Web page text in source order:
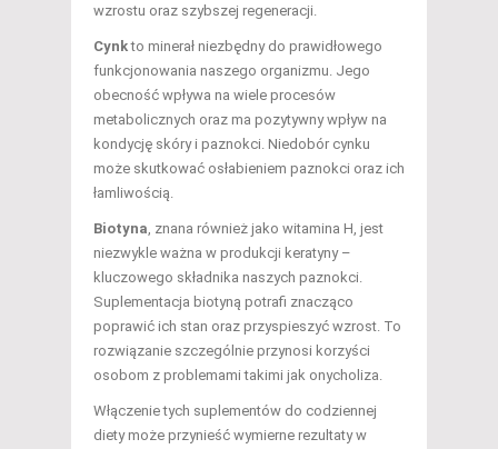
wzrostu oraz szybszej regeneracji.
Cynkto minerał niezbędny do prawidłowego
funkcjonowania naszego organizmu. Jego
obecność wpływa na wiele procesów
metabolicznych oraz ma pozytywny wpływ na
kondycję skóry i paznokci. Niedobór cynku
może skutkować osłabieniem paznokci oraz ich
łamliwością.
Biotyna , znana również jako witamina H, jest
niezwykle ważna w produkcji keratyny –
kluczowego składnika naszych paznokci.
Suplementacja biotyną potrafi znacząco
poprawić ich stan oraz przyspieszyć wzrost. To
rozwiązanie szczególnie przynosi korzyści
osobom z problemami takimi jak onycholiza.
Włączenie tych suplementów do codziennej
diety może przynieść wymierne rezultaty w